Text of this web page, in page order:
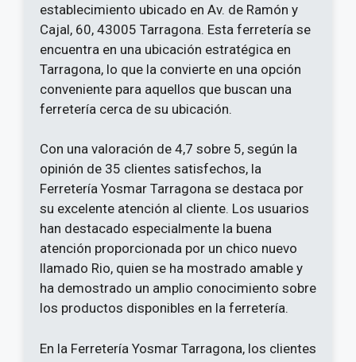
establecimiento ubicado en Av. de Ramón y
Cajal, 60, 43005 Tarragona. Esta ferretería se
encuentra en una ubicación estratégica en
Tarragona, lo que la convierte en una opción
conveniente para aquellos que buscan una
ferretería cerca de su ubicación.
Con una valoración de 4,7 sobre 5, según la
opinión de 35 clientes satisfechos, la
Ferretería Yosmar Tarragona se destaca por
su excelente atención al cliente. Los usuarios
han destacado especialmente la buena
atención proporcionada por un chico nuevo
llamado Rio, quien se ha mostrado amable y
ha demostrado un amplio conocimiento sobre
los productos disponibles en la ferretería.
En la Ferretería Yosmar Tarragona, los clientes